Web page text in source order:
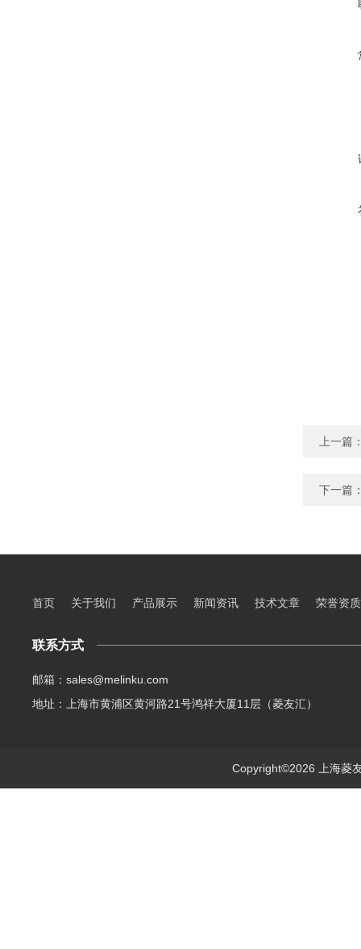
上一篇
下一篇
首页 关于我们 产品展示 新闻资讯 技术文章 荣誉资质
联系方式
邮箱：sales@melinku.com
地址：上海市黄浦区黄河路21号鸿祥大厦11层（菱友汇）
Copyright©2026 上海菱